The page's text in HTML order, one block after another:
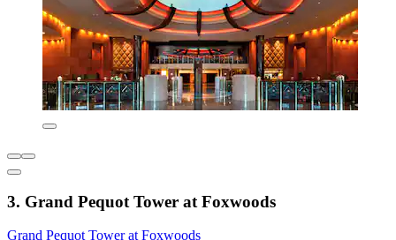
3. Grand Pequot Tower at Foxwoods
Grand Pequot Tower at Foxwoods